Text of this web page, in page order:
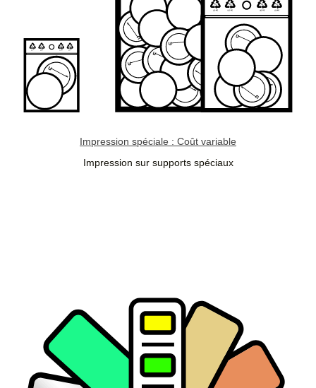
Impression spéciale : Coût variable
Impression sur supports spéciaux